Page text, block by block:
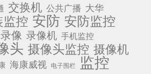
交换机 公共广播 大华
监控 安防 安防监控
录像 录像机 手机监控
头 摄像头监控 摄像机
海康威视 电子围栏 监控